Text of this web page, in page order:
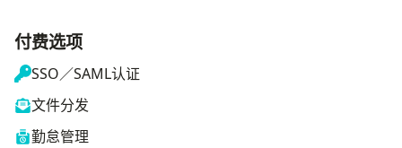
付费选项
SSO／SAML认证
文件分发
勤怠管理